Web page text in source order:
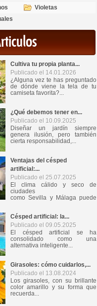
Violetas
Cultiva tu propia planta...
Publicado el 14.01.2026
¿Alguna vez te has preguntado
de dónde viene la tela de tu
camiseta favorita?...
¿Qué debemos tener en...
Publicado el 10.09.2025
Diseñar un jardín siempre
genera ilusión, pero también
cierta responsabilidad,...
Ventajas del césped
artificial:...
Publicado el 25.07.2025
El clima cálido y seco de
ciudades
como Sevilla y Málaga puede
Césped artificial: la...
Publicado el 09.05.2025
El césped artificial se ha
consolidado como una
alternativa inteligente...
Girasoles: cómo cuidarlos,...
Publicado el 13.08.2024
Los girasoles, con su brillante
color amarillo y su forma que
recuerda...